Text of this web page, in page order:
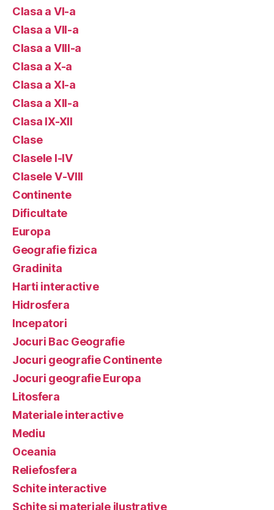
Clasa a VI-a
Clasa a VII-a
Clasa a VIII-a
Clasa a X-a
Clasa a XI-a
Clasa a XII-a
Clasa IX-XII
Clase
Clasele I-IV
Clasele V-VIII
Continente
Dificultate
Europa
Geografie fizica
Gradinita
Harti interactive
Hidrosfera
Incepatori
Jocuri Bac Geografie
Jocuri geografie Continente
Jocuri geografie Europa
Litosfera
Materiale interactive
Mediu
Oceania
Reliefosfera
Schite interactive
Schite si materiale ilustrative